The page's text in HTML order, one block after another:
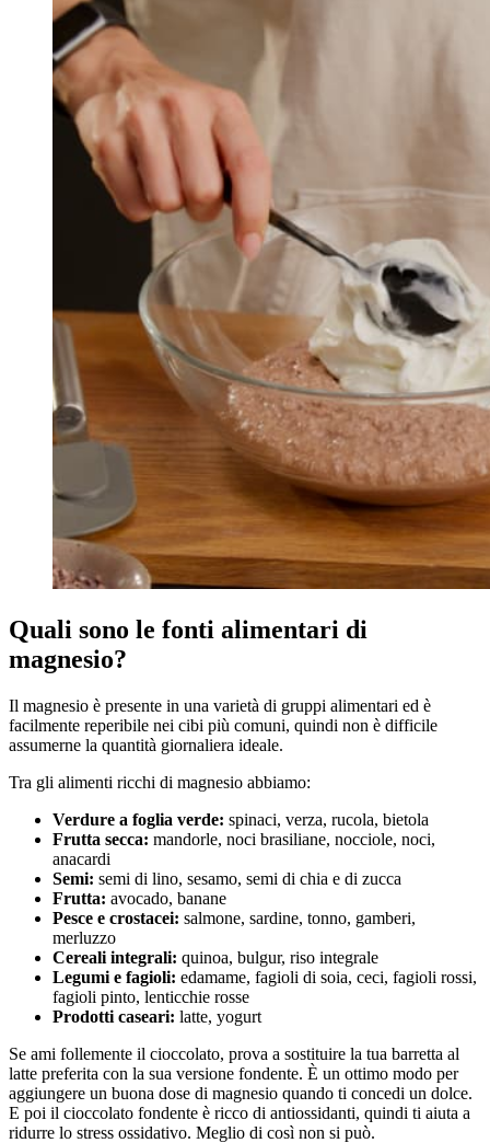
Quali sono le fonti alimentari di
magnesio?
Il magnesio è presente in una varietà di gruppi alimentari ed è
facilmente reperibile nei cibi più comuni, quindi non è difficile
assumerne la quantità giornaliera ideale.
Tra gli alimenti ricchi di magnesio abbiamo:
Verdure a foglia verde: spinaci, verza, rucola, bietola
Frutta secca: mandorle, noci brasiliane, nocciole, noci,
anacardi
Semi: semi di lino, sesamo, semi di chia e di zucca
Frutta: avocado, banane
Pesce e crostacei: salmone, sardine, tonno, gamberi,
merluzzo
Cereali integrali: quinoa, bulgur, riso integrale
Legumi e fagioli: edamame, fagioli di soia, ceci, fagioli rossi,
fagioli pinto, lenticchie rosse
Prodotti caseari: latte, yogurt
Se ami follemente il cioccolato, prova a sostituire la tua barretta al
latte preferita con la sua versione fondente. È un ottimo modo per
aggiungere un buona dose di magnesio quando ti concedi un dolce.
E poi il cioccolato fondente è ricco di antiossidanti, quindi ti aiuta a
ridurre lo stress ossidativo. Meglio di così non si può.